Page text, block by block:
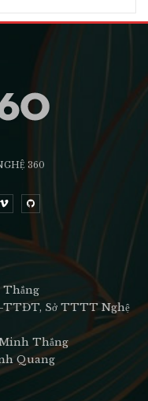
360
Thắng
TTĐT, Sở TTTT Nghệ
Thắng
Quang